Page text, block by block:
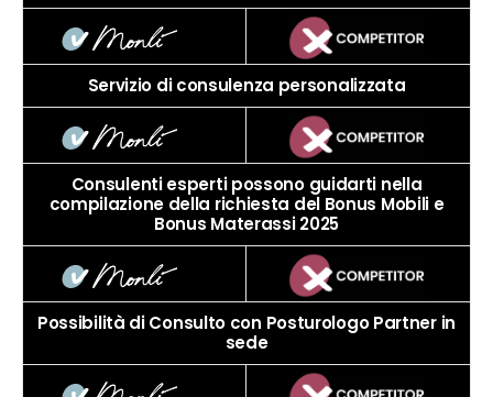
Servizio di consulenza personalizzata
Consulenti esperti possono guidarti nella
compilazione della richiesta del Bonus Mobili e
Bonus Materassi 2025
Possibilità di Consulto con Posturologo Partner in
sede